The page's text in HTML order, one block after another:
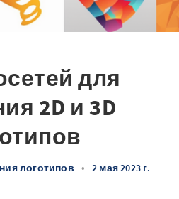
для
2D и 3D
логотипов • 2 мая 2023 г.